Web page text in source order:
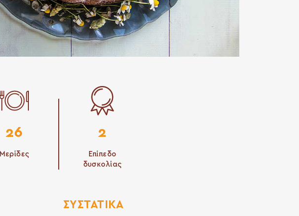
26
Μερίδες
2
Επίπεδο
δυσκολίας
ΣΥΣΤΑΤΙΚΆ